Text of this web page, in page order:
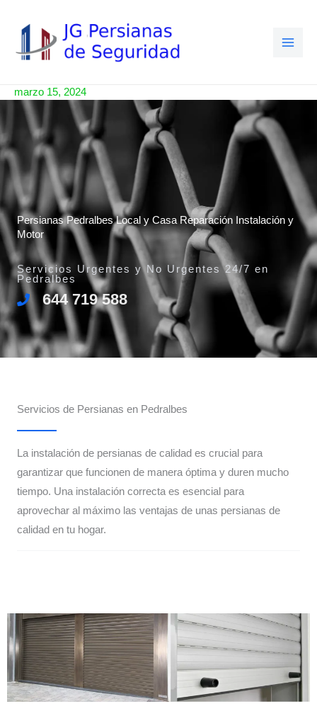
contenido
marzo 15, 2024
Persianas Pedralbes Local y Casa Reparación Instalación y
Motor
Servicios Urgentes y No Urgentes 24/7 en
Pedralbes
644 719 588
Servicios de Persianas en Pedralbes
La instalación de persianas de calidad es crucial para
garantizar que funcionen de manera óptima y duren mucho
tiempo. Una instalación correcta es esencial para
aprovechar al máximo las ventajas de unas persianas de
calidad en tu hogar.